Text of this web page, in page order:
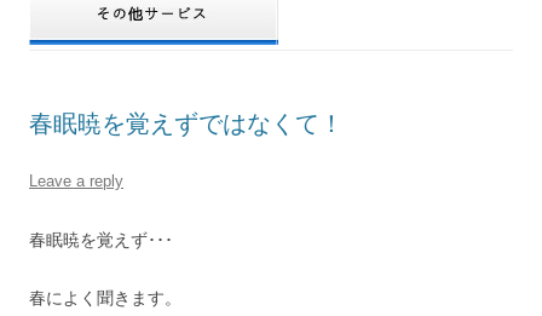
DAILY ARCHIVES:2007年10月5日
春眠暁を覚えずではなくて！
Leave a reply
春眠暁を覚えず･･･
春によく聞きます。